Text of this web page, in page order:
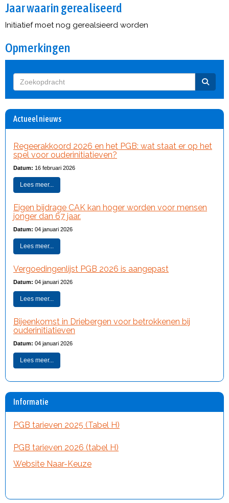
Jaar waarin gerealiseerd
Initiatief moet nog gerealsieerd worden
Opmerkingen
Actueel nieuws
Regeerakkoord 2026 en het PGB: wat staat er op het
spel voor ouderinitiatieven?
Datum: 16 februari 2026
Lees meer...
Eigen bijdrage CAK kan hoger worden voor mensen
jonger dan 67 jaar.
Datum: 04 januari 2026
Lees meer...
Vergoedingenlijst PGB 2026 is aangepast
Datum: 04 januari 2026
Lees meer...
Bijeenkomst in Driebergen voor betrokkenen bij
ouderinitiatieven
Datum: 04 januari 2026
Lees meer...
Informatie
PGB tarieven 2025 (Tabel H)
PGB tarieven 2026 (tabel H)
Website Naar-Keuze